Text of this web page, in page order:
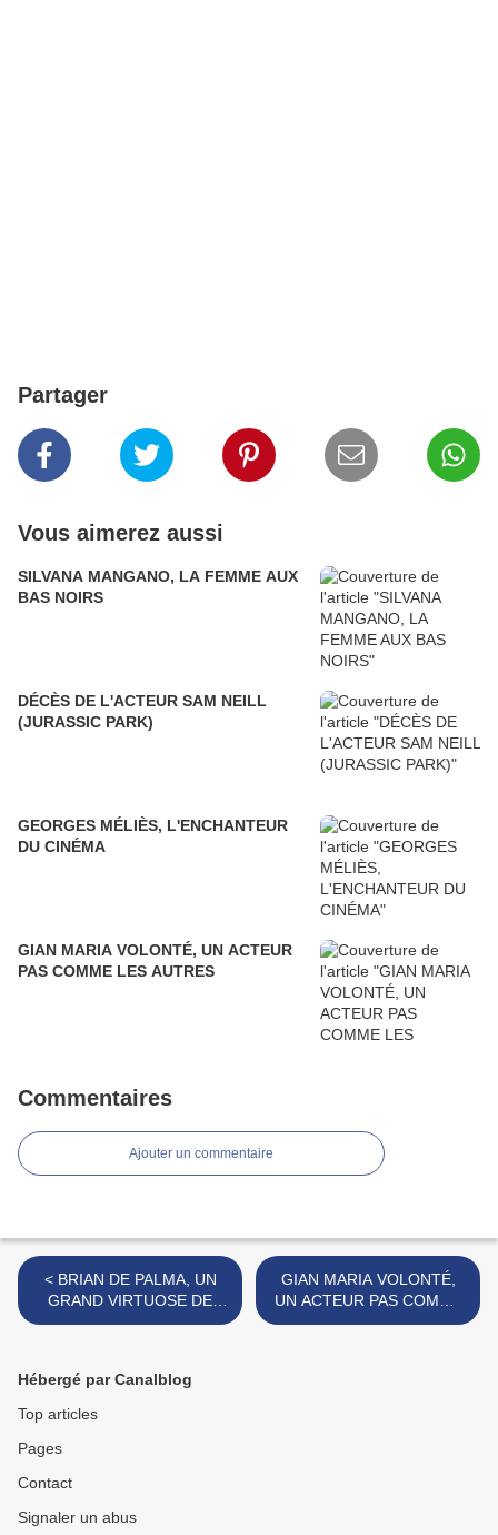
Partager
Vous aimerez aussi
SILVANA MANGANO, LA FEMME AUX
BAS NOIRS
DÉCÈS DE L'ACTEUR SAM NEILL
(JURASSIC PARK)
GEORGES MÉLIÈS, L'ENCHANTEUR
DU CINÉMA
GIAN MARIA VOLONTÉ, UN ACTEUR
PAS COMME LES AUTRES
Commentaires
Ajouter un commentaire
< BRIAN DE PALMA, UN
GRAND VIRTUOSE DE
L'OUTIL
GIAN MARIA VOLONTÉ,
UN ACTEUR PAS COMME
LES AUTRES >
Hébergé par Canalblog
Top articles
Pages
Contact
Signaler un abus